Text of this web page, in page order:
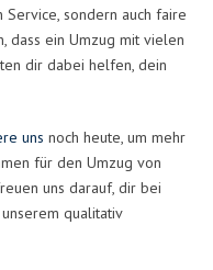
sondern auch faire
dass ein Umzug mit vielen
dir dabei helfen, dein
uns noch heute, um mehr
für den Umzug von
uns darauf, dir bei
qualitativ